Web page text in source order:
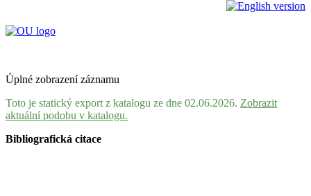
Úplné zobrazení záznamu
Toto je statický export z katalogu ze dne 02.06.2026. Zobrazit
aktuální podobu v katalogu.
Bibliografická citace